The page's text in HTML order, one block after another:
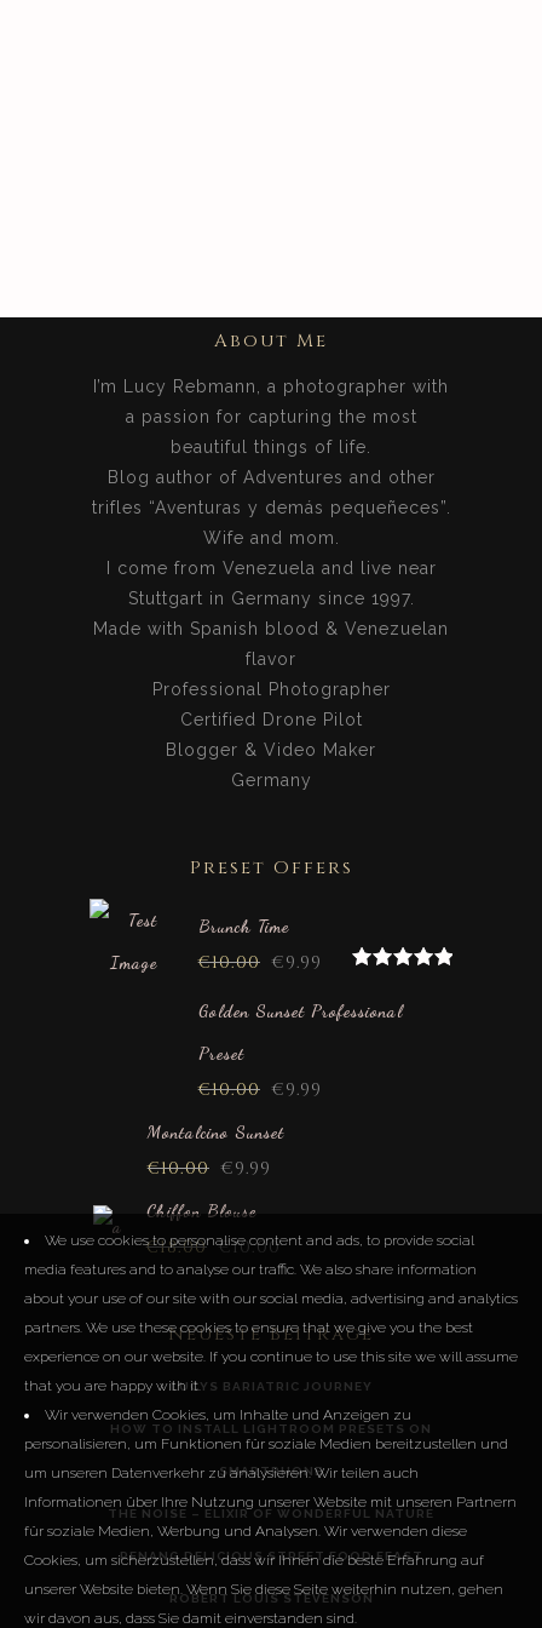
About Me
I’m Lucy Rebmann, a photographer with
a passion for capturing the most
beautiful things of life.
Blog author of Adventures and other
trifles “Aventuras y demás pequeñeces”.
Wife and mom.
I come from Venezuela and live near
Stuttgart in Germany since 1997.
Made with Spanish blood & Venezuelan
flavor
Professional Photographer
Certified Drone Pilot
Blogger & Video Maker
Germany
Preset Offers
Brunch Time
out of 5
€10.00 €9.99
Golden Sunset Professional
Preset
€10.00 €9.99
Montalcino Sunset
€10.00 €9.99
Chiffon Blouse
€18.00 €10.00
Neueste Beiträge
LUCYS BARIATRIC JOURNEY
HOW TO INSTALL LIGHTROOM PRESETS ON
SMARTPHONE
THE NOISE – ELIXIR OF WONDERFUL NATURE
PENANG DELICIOUS STREET FOOD FEAST
ROBERT LOUIS STEVENSON
We use cookies to personalise content and ads, to provide social
media features and to analyse our traffic. We also share information
about your use of our site with our social media, advertising and analytics
partners. We use these cookies to ensure that we give you the best
experience on our website. If you continue to use this site we will assume
that you are happy with it.
Wir verwenden Cookies, um Inhalte und Anzeigen zu
personalisieren, um Funktionen für soziale Medien bereitzustellen und
um unseren Datenverkehr zu analysieren. Wir teilen auch
Informationen über Ihre Nutzung unserer Website mit unseren Partnern
für soziale Medien, Werbung und Analysen. Wir verwenden diese
Cookies, um sicherzustellen, dass wir Ihnen die beste Erfahrung auf
unserer Website bieten. Wenn Sie diese Seite weiterhin nutzen, gehen
wir davon aus, dass Sie damit einverstanden sind.